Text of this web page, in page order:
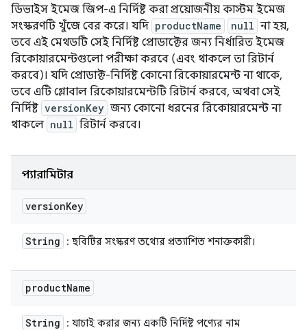
ডিভাইস ইমেজ জিপ-এ নির্দিষ্ট করা প্রয়োজনীয় কাস্টম ইমেজ
সংস্করণটি খুঁজে বের করে। যদি productName null না হয়,
তবে এই মেথডটি সেই নির্দিষ্ট প্রোডাক্টের জন্য নির্ধারিত ইমেজ
রিকোয়ারমেন্টগুলো পরীক্ষা করবে (এবং থাকলে তা রিটার্ন
করবে)। যদি প্রোডাক্ট-নির্দিষ্ট কোনো রিকোয়ারমেন্ট না থাকে,
তবে এটি গ্লোবাল রিকোয়ারমেন্টটি রিটার্ন করবে, অথবা সেই
নির্দিষ্ট versionKey জন্য কোনো ধরনের রিকোয়ারমেন্ট না
থাকলে null রিটার্ন করবে।
প্যারামিটার
versionKey
String : ছবিটির সংস্করণ তথ্যের প্রত্যাশিত শনাক্তকারী।
productName
String : যাচাই করার জন্য একটি নির্দিষ্ট পণ্যের নাম